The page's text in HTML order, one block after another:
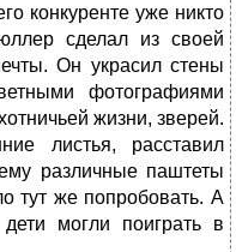
конкуренте уже никто
сделал из своей
Он украсил стены
фотографиями
жизни, зверей.
листья, расставил
различные паштеты
тут же попробовать. А
могли поиграть в